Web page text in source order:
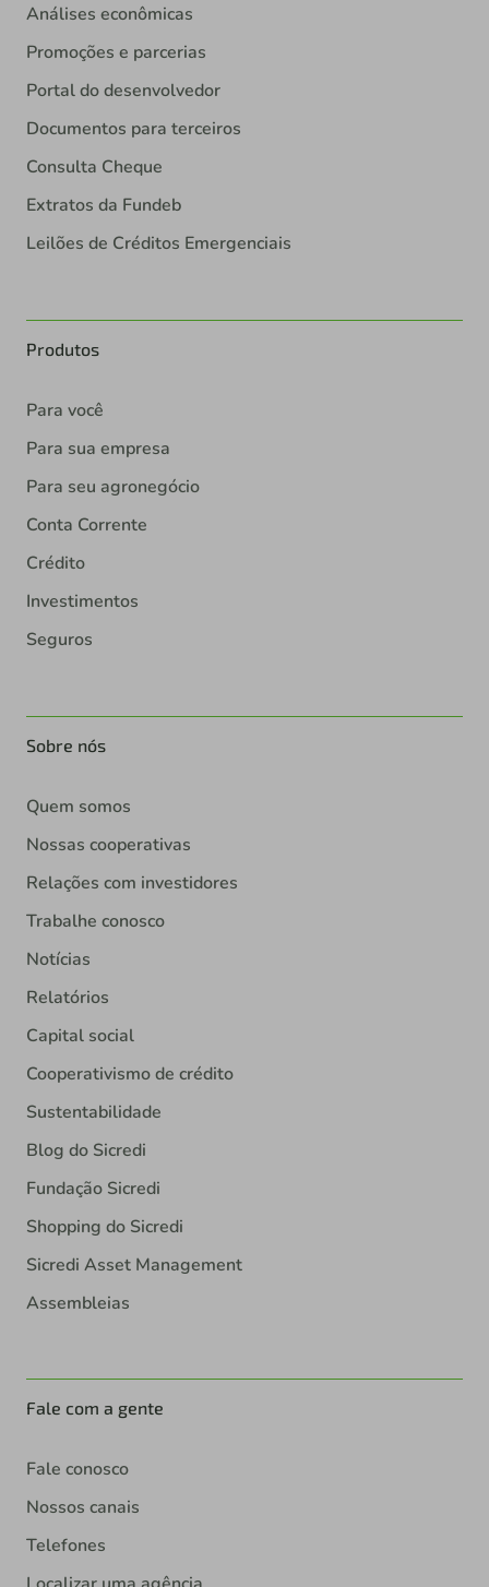
Análises econômicas
Promoções e parcerias
Portal do desenvolvedor
Documentos para terceiros
Consulta Cheque
Extratos da Fundeb
Leilões de Créditos Emergenciais
Produtos
Para você
Para sua empresa
Para seu agronegócio
Conta Corrente
Crédito
Investimentos
Seguros
Sobre nós
Quem somos
Nossas cooperativas
Relações com investidores
Trabalhe conosco
Notícias
Relatórios
Capital social
Cooperativismo de crédito
Sustentabilidade
Blog do Sicredi
Fundação Sicredi
Shopping do Sicredi
Sicredi Asset Management
Assembleias
Fale com a gente
Fale conosco
Nossos canais
Telefones